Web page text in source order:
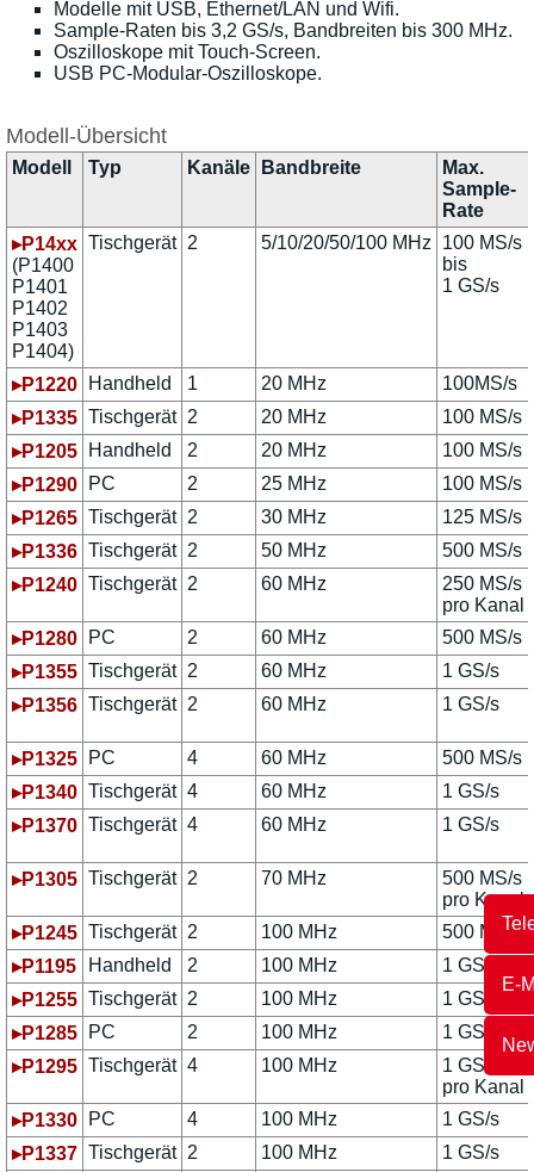
E-
Modelle mit USB, Ethernet/LAN und Wifi.
Sample-Raten bis 3,2 GS/s, Bandbreiten bis 300 MHz.
Oszilloskope mit Touch-Screen.
USB PC-Modular-Oszilloskope.
Modell-Übersicht
Modell Typ Kanäle Bandbreite
Max.
Sample-
Rate
▸P14xx
(P1400
P1401
P1402
P1403
P1404)
Tischgerät 2 5/10/20/50/100 MHz
100 MS/s
bis
1 GS/s
▸P1220 Handheld 1 20 MHz
100MS/s
▸P1335 Tischgerät 2 20 MHz
100 MS/s
▸P1205
Handheld 2 20 MHz
100 MS/s
▸P1290
PC 2 25 MHz
100 MS/s
▸P1265 Tischgerät 2 30 MHz
125 MS/s
▸P1336 Tischgerät 2 50 MHz
500 MS/s
▸P1240 Tischgerät 2 60 MHz
250 MS/s
pro Kanal
▸P1280
PC 2 60 MHz
500 MS/s
▸P1355 Tischgerät 2 60 MHz
1 GS/s
▸P1356 Tischgerät 2 60 MHz 1 GS/s
▸P1325 PC 4 60 MHz
500 MS/s
▸P1340 Tischgerät 4 60 MHz
1 GS/s
▸P1370 Tischgerät 4 60 MHz 1 GS/s
▸P1305 Tischgerät 2 70 MHz
500 MS/s
pro Kanal
▸P1245 Tischgerät 2 100 MHz
500 MS/s
▸P1195
Handheld 2 100 MHz
1 GS/s
▸P1255 Tischgerät 2 100 MHz
1 GS/s
▸P1285
PC 2 100 MHz
1 GS/s
▸P1295 Tischgerät 4 100 MHz
1 GS/s
pro Kanal
▸P1330
PC 4 100 MHz
1 GS/s
▸P1337 Tischgerät 2 100 MHz
1 GS/s